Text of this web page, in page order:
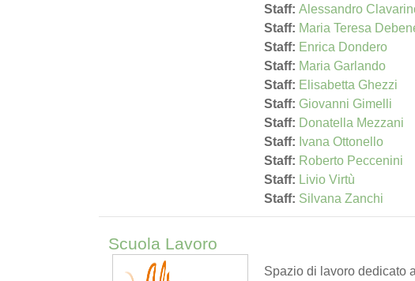
Staff: Alessandro
Staff: Maria Teresa
Staff: Enrica Dondero
Staff: Maria Garlando
Staff: Elisabetta Ghezzi
Staff: Giovanni Gimelli
Staff: Donatella Mezzani
Staff: Ivana Ottonello
Staff: Roberto Peccenini
Staff: Livio Virtù
Staff: Silvana Zanchi
Scuola Lavoro
Spazio di lavoro dedicato